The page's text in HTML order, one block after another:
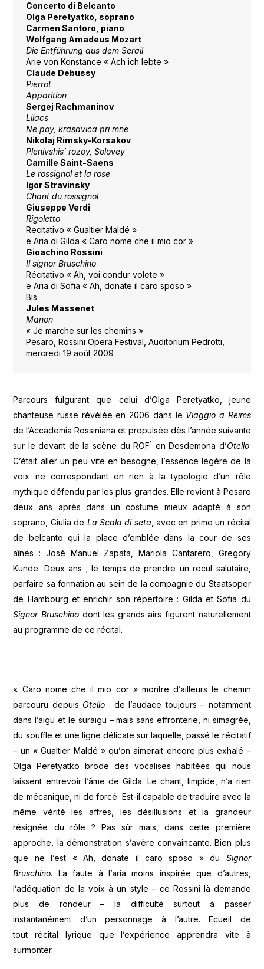
Concerto di Belcanto
Olga Peretyatko, soprano
Carmen Santoro, piano
Wolfgang Amadeus Mozart
Die Entführung aus dem Serail
Arie von Konstance « Ach ich lebte »
Claude Debussy
Pierrot
Apparition
Sergej Rachmaninov
Lilacs
Ne poy, krasavica pri mne
Nikolaj Rimsky-Korsakov
Plenivshis’ rozoy, Solovey
Camille Saint-Saens
Le rossignol et la rose
Igor Stravinsky
Chant du rossignol
Giuseppe Verdi
Rigoletto
Recitativo « Gualtier Maldé »
e Aria di Gilda « Caro nome che il mio cor »
Gioachino Rossini
Il signor Bruschino
Récitativo « Ah, voi condur volete »
e Aria di Sofia « Ah, donate il caro sposo »
Bis
Jules Massenet
Manon
« Je marche sur les chemins »
Pesaro, Rossini Opera Festival, Auditorium Pedrotti,
mercredi 19 août 2009
Parcours fulgurant que celui d’Olga Peretyatko, jeune
chanteuse russe révélée en 2006 dans le Viaggio a Reims
de l’Accademia Rossiniana et propulsée dès l’année suivante
sur le devant de la scène du ROF1 en Desdemona d’Otello.
C’était aller un peu vite en besogne, l’essence légère de la
voix ne correspondant en rien à la typologie d’un rôle
mythique défendu par les plus grandes. Elle revient à Pesaro
deux ans après dans un costume mieux adapté à son
soprano, Giulia de La Scala di seta, avec en prime un récital
de belcanto qui la place d’emblée dans la cour de ses
aînés : José Manuel Zapata, Mariola Cantarero, Gregory
Kunde. Deux ans ; le temps de prendre un recul salutaire,
parfaire sa formation au sein de la compagnie du Staatsoper
de Hambourg et enrichir son répertoire : Gilda et Sofia du
Signor Bruschino dont les grands airs figurent naturellement
au programme de ce récital.
« Caro nome che il mio cor » montre d’ailleurs le chemin
parcouru depuis Otello : de l’audace toujours – notamment
dans l’aigu et le suraigu – mais sans effronterie, ni simagrée,
du souffle et une ligne délicate sur laquelle, passé le récitatif
– un « Gualtier Maldé » qu’on aimerait encore plus exhalé –
Olga Peretyatko brode des vocalises habitées qui nous
laissent entrevoir l’âme de Gilda. Le chant, limpide, n’a rien
de mécanique, ni de forcé. Est-il capable de traduire avec la
même vérité les affres, les désillusions et la grandeur
résignée du rôle ? Pas sûr mais, dans cette première
approche, la démonstration s’avère convaincante. Bien plus
que ne l’est « Ah, donate il caro sposo » du Signor
Bruschino. La faute à l’aria moins inspirée que d’autres,
l’adéquation de la voix à un style – ce Rossini là demande
plus de rondeur – la difficulté surtout à passer
instantanément d’un personnage à l’autre. Ecueil de
tout récital lyrique que l’expérience apprendra vite à
surmonter.